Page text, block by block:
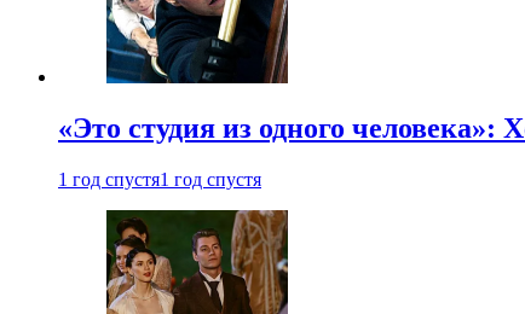
«Это студия из одного
1 год спустя1 год спустя